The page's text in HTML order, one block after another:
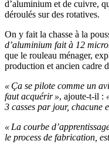
d’aluminium et de cuivre,
déroulés sur des rotatives.
On y fait la chasse à la
d’aluminium fait à 12
que le rouleau ménager,
production et ancien cadre
« Ça se pilote comme un
faut acquérir », ajoute-t-il :
3 casses par jour, chacune
« La courbe
le process de fabrication,